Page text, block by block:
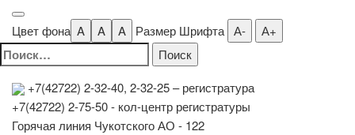
Цвет фона A A A Размер Шрифта А- А+
Найти:
+7(42722) 2-32-40, 2-32-25– регистратура
+7(42722) 2-75-50 - кол-центр регистратуры
Горячая линия Чукотского АО - 122